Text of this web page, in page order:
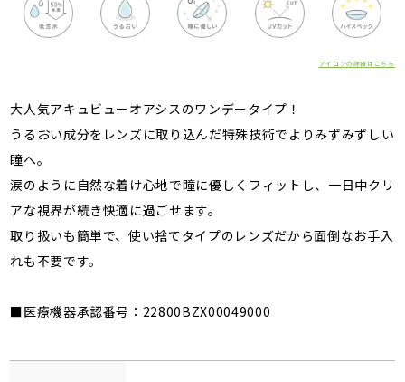
アイコンの詳細はこちら
大人気アキュビューオアシスのワンデータイプ！
うるおい成分をレンズに取り込んだ特殊技術でよりみずみずしい
瞳へ。
涙のように自然な着け心地で瞳に優しくフィットし、一日中クリ
アな視界が続き快適に過ごせます。
取り扱いも簡単で、使い捨てタイプのレンズだから面倒なお手入
れも不要です。
■医療機器承認番号：22800BZX00049000